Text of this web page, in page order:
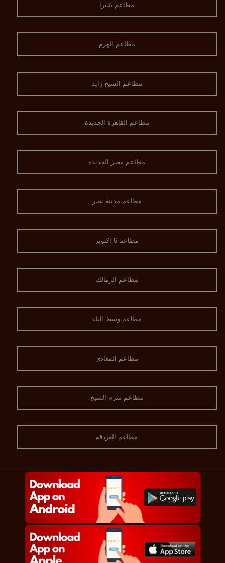
مطاعم شبرا
مطاعم الهرم
مطاعم الشيخ زايد
مطاعم القاهرة الجديدة
مطاعم مصر الجديدة
مطاعم مدينة نصر
مطاعم 6 اكتوبر
مطاعم الزمالك
مطاعم وسط البلد
مطاعم المعادي
مطاعم شرم الشيخ
مطاعم الغردقه